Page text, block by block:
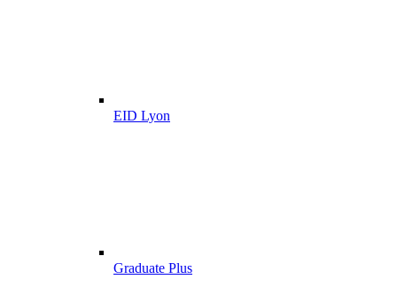
EID Lyon
Graduate Plus